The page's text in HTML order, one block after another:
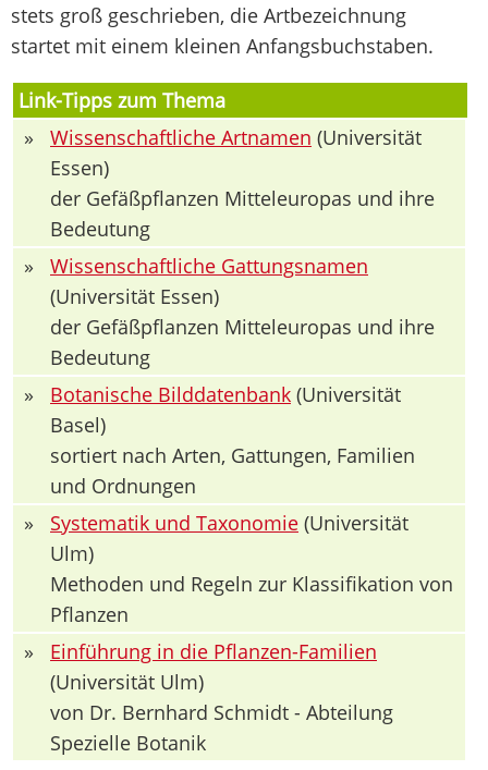
stets groß geschrieben, die Artbezeichnung
startet mit einem kleinen Anfangsbuchstaben.
Link-Tipps zum Thema
»
Wissenschaftliche Artnamen (Universität
Essen)
der Gefäßpflanzen Mitteleuropas und ihre
Bedeutung
»
Wissenschaftliche Gattungsnamen
(Universität Essen)
der Gefäßpflanzen Mitteleuropas und ihre
Bedeutung
»
Botanische Bilddatenbank (Universität
Basel)
sortiert nach Arten, Gattungen, Familien
und Ordnungen
»
Systematik und Taxonomie (Universität
Ulm)
Methoden und Regeln zur Klassifikation von
Pflanzen
»
Einführung in die Pflanzen-Familien
(Universität Ulm)
von Dr. Bernhard Schmidt - Abteilung
Spezielle Botanik